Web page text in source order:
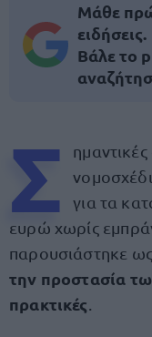
Μάθε
ειδήσεις.
Βάλε το
Σ για τα
ευρώ χωρίς
παρουσιάστηκε ως
την προστασία
πρακτικές